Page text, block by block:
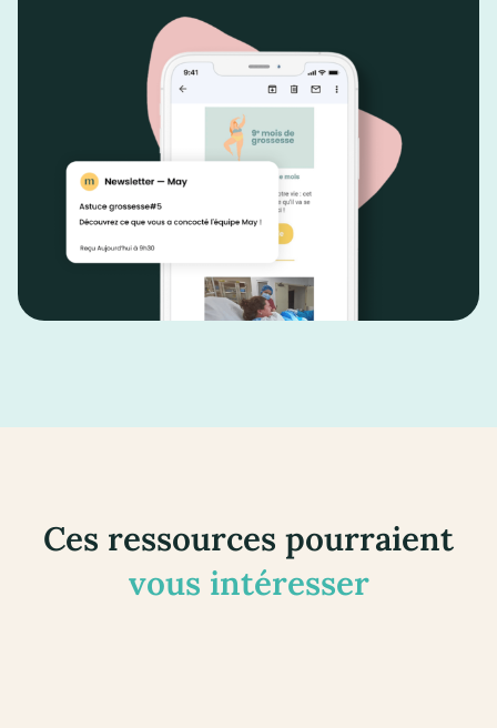
Ces ressources pourraient
vous intéresser